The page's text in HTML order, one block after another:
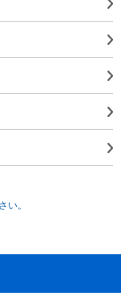
い。